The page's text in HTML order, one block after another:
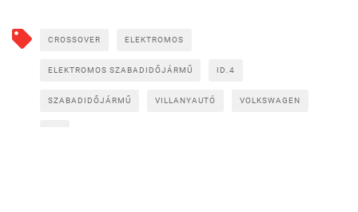
CROSSOVER ELEKTROMOS
ELEKTROMOS SZABADIDŐJÁRMŰ ID.4
SZABADIDŐJÁRMŰ VILLANYAUTÓ VOLKSWAGEN